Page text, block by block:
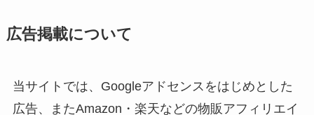
広告掲載について
当サイトでは、Googleアドセンスをはじめとした
広告、またAmazon・楽天などの物販アフィリエイ